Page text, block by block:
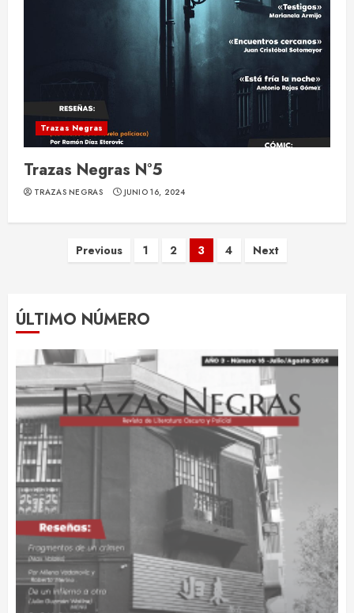
Trazas Negras
Trazas Negras N°5
TRAZAS NEGRAS JUNIO 16, 2024
Navegación
entradas
Previous 1 2 3 4 Next
ÚLTIMO NÚMERO